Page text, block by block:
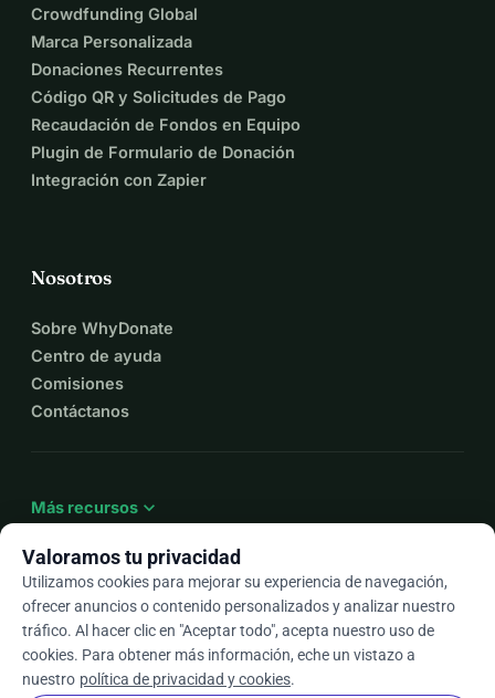
Crowdfunding Global
Marca Personalizada
Donaciones Recurrentes
Código QR y Solicitudes de Pago
Recaudación de Fondos en Equipo
Plugin de Formulario de Donación
Integración con Zapier
Nosotros
Sobre WhyDonate
Centro de ayuda
Comisiones
Contáctanos
Más recursos expand_more
Esarrow_drop_down
★★★★★4,9 / 5 según más de 500 reseñas
Valoramos tu privacidad
Utilizamos cookies para mejorar su experiencia de navegación,
ofrecer anuncios o contenido personalizados y analizar nuestro
tráfico. Al hacer clic en "Aceptar todo", acepta nuestro uso de
cookies. Para obtener más información, eche un vistazo a
nuestro política de privacidad y cookies.